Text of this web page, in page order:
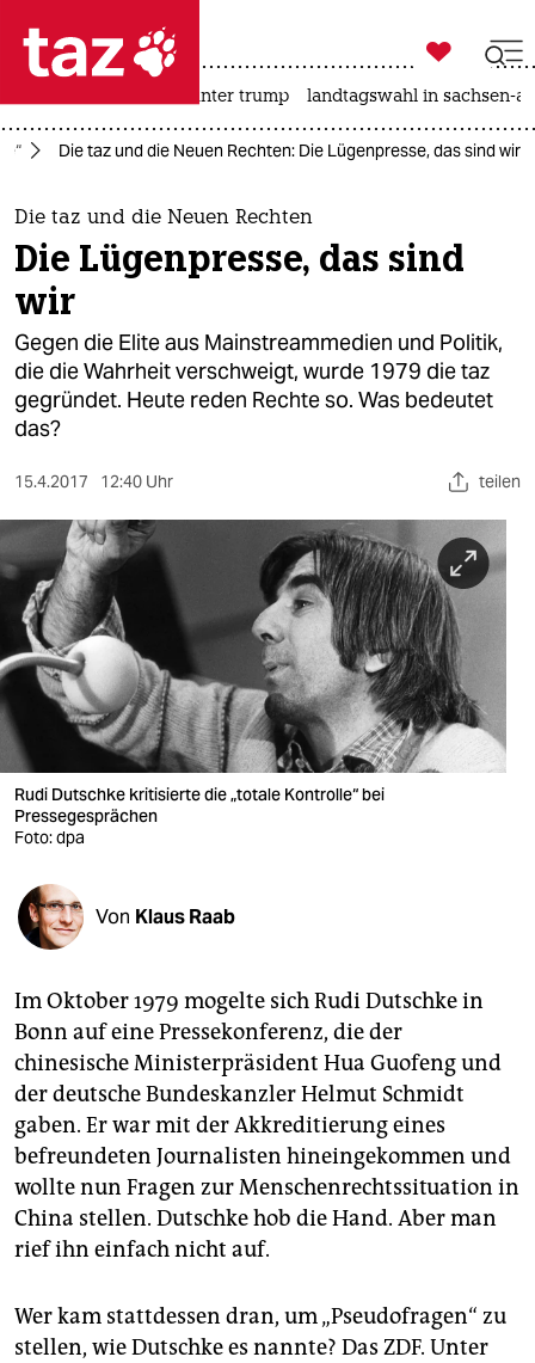
 taz zahl ich
taz zahl ich
themen
politik
öko
gesellschaft
kultur
sport
berlin
nord
wahrheit
verlag
verlag
veranstaltungen
shop
fragen & hilfe
unterstützen
genossenschaft
epaper login

taz zahl ich
usa unter trump landtagswahl in sachsen-
Die taz und die Neuen Rechten: Die Lügenpresse, das sind wir
Die taz und die Neuen Rechten
Die Lügenpresse, das sind
wir
Gegen die Elite aus Mainstreammedien und Politik,
die die Wahrheit verschweigt, wurde 1979 die taz
gegründet. Heute reden Rechte so. Was bedeutet
das?
15.4.2017 12:40 Uhr teilen
Rudi Dutschke kritisierte die „totale Kontrolle“ bei
Pressegesprächen
Foto: dpa
Von Klaus Raab
Im Oktober 1979 mogelte sich Rudi Dutschke in
Bonn auf eine Pressekonferenz, die der
chinesische Ministerpräsident Hua Guofeng und
der deutsche Bundeskanzler Helmut Schmidt
gaben. Er war mit der Akkreditierung eines
befreundeten Journalisten hineingekommen und
wollte nun Fragen zur Menschenrechtssituation in
China stellen. Dutschke hob die Hand. Aber man
rief ihn einfach nicht auf.
Wer kam stattdessen dran, um „Pseudofragen“ zu
stellen, wie Dutschke es nannte? Das ZDF. Unter